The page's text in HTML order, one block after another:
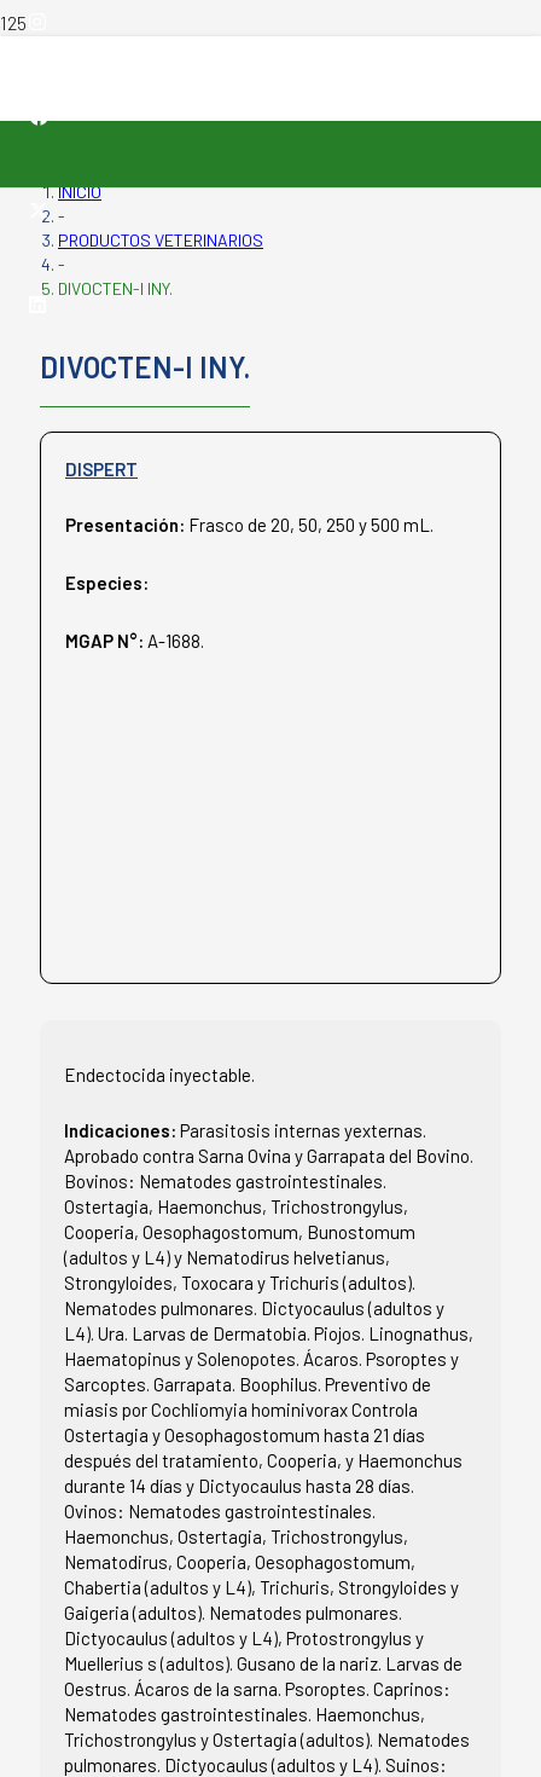
INICIO
-
PRODUCTOS VETERINARIOS
-
DIVOCTEN-I INY.
DIVOCTEN-I INY.
DISPERT
Presentación: Frasco de 20, 50, 250 y 500 mL.
Especies:
MGAP N°: A-1688.
Endectocida inyectable.
Indicaciones: Parasitosis internas yexternas.
Aprobado contra Sarna Ovina y Garrapata del Bovino.
Bovinos: Nematodes gastrointestinales.
Ostertagia, Haemonchus, Trichostrongylus,
Cooperia, Oesophagostomum, Bunostomum
(adultos y L4) y Nematodirus helvetianus,
Strongyloides, Toxocara y Trichuris (adultos).
Nematodes pulmonares. Dictyocaulus (adultos y
L4). Ura. Larvas de Dermatobia. Piojos. Linognathus,
Haematopinus y Solenopotes. Ácaros. Psoroptes y
Sarcoptes. Garrapata. Boophilus. Preventivo de
miasis por Cochliomyia hominivorax Controla
Ostertagia y Oesophagostomum hasta 21 días
después del tratamiento, Cooperia, y Haemonchus
durante 14 días y Dictyocaulus hasta 28 días.
Ovinos: Nematodes gastrointestinales.
Haemonchus, Ostertagia, Trichostrongylus,
Nematodirus, Cooperia, Oesophagostomum,
Chabertia (adultos y L4), Trichuris, Strongyloides y
Gaigeria (adultos). Nematodes pulmonares.
Dictyocaulus (adultos y L4), Protostrongylus y
Muellerius s (adultos). Gusano de la nariz. Larvas de
Oestrus. Ácaros de la sarna. Psoroptes. Caprinos:
Nematodes gastrointestinales. Haemonchus,
Trichostrongylus y Ostertagia (adultos). Nematodes
pulmonares. Dictyocaulus (adultos y L4). Suinos: